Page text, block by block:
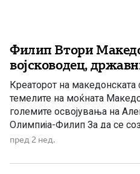
Филип Втори
војсководец,
Креаторот на македонската
темелите на моќната
големите освојувања на
Олимпија-Филип За да се
слика за Филип Втори
атинското, а особено од
пред 2 нед.